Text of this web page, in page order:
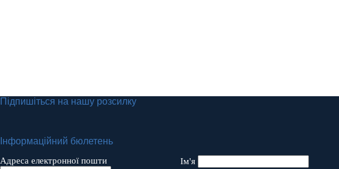
Підпишіться на нашу розсилку
Інформаційний бюлетень
Адреса електронної пошти Ім'я